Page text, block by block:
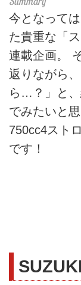
今となって
た貴重な「
連載企画。
返りながら
ら…？」と
でみたいと
750cc4スト
です！